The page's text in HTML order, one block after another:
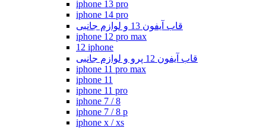
iphone 13 pro
iphone 14 pro
قاب آیفون 13 و لوازم جانبی
iphone 12 pro max
12 iphone
قاب آیفون 12 پرو و لوازم جانبی
iphone 11 pro max
iphone 11
iphone 11 pro
iphone 7 / 8
iphone 7 / 8 p
iphone x / xs